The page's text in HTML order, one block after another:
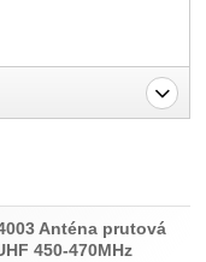
Anténa prutová
450-470MHz